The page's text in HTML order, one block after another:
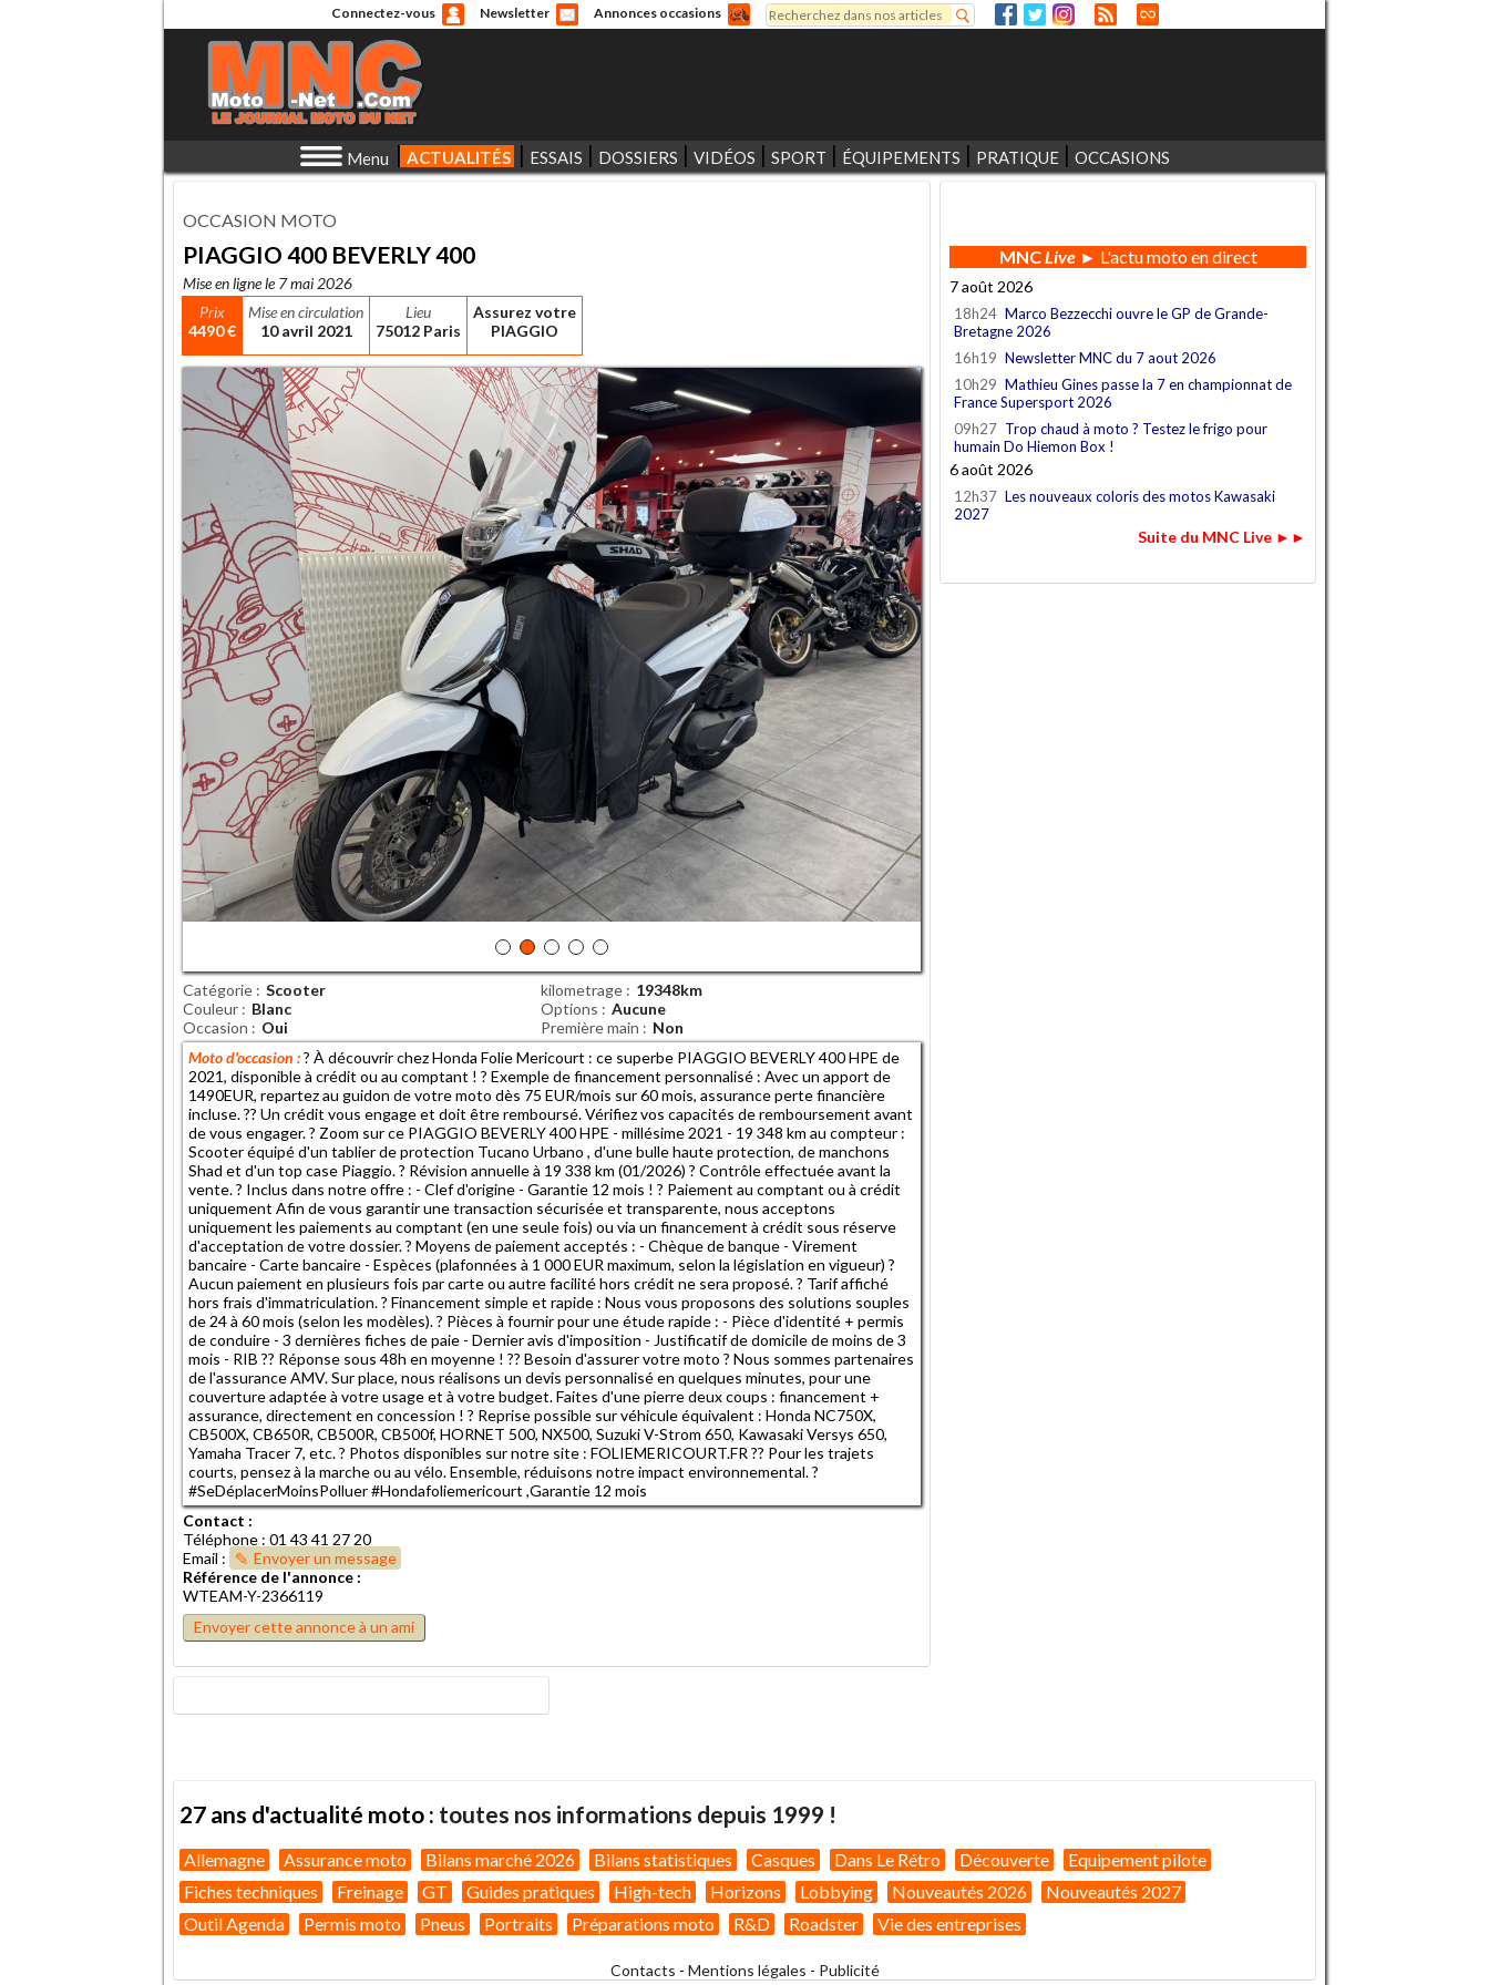
Connectez-vous Newsletter Annonces occasions
Formulaire de recherche
Rechercher
Menu ACTUALITÉS ESSAIS DOSSIERS VIDÉOS SPORT ÉQUIPEMENTS PRATIQUE OCCASIONS
OCCASION MOTO
PIAGGIO 400 BEVERLY 400
Mise en ligne le 7 mai 2026
Prix
4490 €
Mise en circulation
10 avril 2021
Lieu
75012 Paris
Assurez votre
PIAGGIO
Catégorie Scooter kilometrage
19348km
Couleur
Blanc Options
Aucune
Occasion
Oui Première main
Non
Moto d'occasion :? À découvrir chez Honda Folie Mericourt : ce superbe PIAGGIO BEVERLY 400 HPE de
2021, disponible à crédit ou au comptant ! ? Exemple de financement personnalisé : Avec un apport de
1490EUR, repartez au guidon de votre moto dès 75 EUR/mois sur 60 mois, assurance perte financière
incluse. ?? Un crédit vous engage et doit être remboursé. Vérifiez vos capacités de remboursement avant
de vous engager. ? Zoom sur ce PIAGGIO BEVERLY 400 HPE - millésime 2021 - 19 348 km au compteur :
Scooter équipé d'un tablier de protection Tucano Urbano , d'une bulle haute protection, de manchons
Shad et d'un top case Piaggio. ? Révision annuelle à 19 338 km (01/2026) ? Contrôle effectuée avant la
vente. ? Inclus dans notre offre : - Clef d'origine - Garantie 12 mois ! ? Paiement au comptant ou à crédit
uniquement Afin de vous garantir une transaction sécurisée et transparente, nous acceptons
uniquement les paiements au comptant (en une seule fois) ou via un financement à crédit sous réserve
d'acceptation de votre dossier. ? Moyens de paiement acceptés : - Chèque de banque - Virement
bancaire - Carte bancaire - Espèces (plafonnées à 1 000 EUR maximum, selon la législation en vigueur) ?
Aucun paiement en plusieurs fois par carte ou autre facilité hors crédit ne sera proposé. ? Tarif affiché
hors frais d'immatriculation. ? Financement simple et rapide : Nous vous proposons des solutions souples
de 24 à 60 mois (selon les modèles). ? Pièces à fournir pour une étude rapide : - Pièce d'identité + permis
de conduire - 3 dernières fiches de paie - Dernier avis d'imposition - Justificatif de domicile de moins de 3
mois - RIB ?? Réponse sous 48h en moyenne ! ?? Besoin d'assurer votre moto ? Nous sommes partenaires
de l'assurance AMV. Sur place, nous réalisons un devis personnalisé en quelques minutes, pour une
couverture adaptée à votre usage et à votre budget. Faites d'une pierre deux coups : financement +
assurance, directement en concession ! ? Reprise possible sur véhicule équivalent : Honda NC750X,
CB500X, CB650R, CB500R, CB500f, HORNET 500, NX500, Suzuki V-Strom 650, Kawasaki Versys 650,
Yamaha Tracer 7, etc. ? Photos disponibles sur notre site : FOLIEMERICOURT.FR ?? Pour les trajets
courts, pensez à la marche ou au vélo. Ensemble, réduisons notre impact environnemental. ?
#SeDéplacerMoinsPolluer #Hondafoliemericourt ,Garantie 12 mois
Contact :
Téléphone : 01 43 41 27 20
Email :
Envoyer un message
Référence de l'annonce :
WTEAM-Y-2366119
Envoyer cette annonce à un ami
MNCLive► L'actu moto en direct
7 août 2026
18h24 Marco Bezzecchi ouvre le GP de Grande-
Bretagne 2026
16h19 Newsletter MNC du 7 aout 2026
10h29 Mathieu Gines passe la 7 en championnat de
France Supersport 2026
09h27 Trop chaud à moto ? Testez le frigo pour
humain Do Hiemon Box !
6 août 2026
12h37 Les nouveaux coloris des motos Kawasaki
2027
Suite du MNC Live ►►
27 ans d'actualité moto : toutes nos informations depuis 1999 !
Allemagne Assurance moto Bilans marché 2026 Bilans statistiques Casques Dans Le Rétro Découverte
Equipement pilote
Fiches techniques
Freinage GT Guides pratiques High-tech Horizons Lobbying Nouveautés 2026
Nouveautés 2027
Outil Agenda
Permis moto Pneus Portraits Préparations moto R&D Roadster Vie des entreprises
Contacts - Mentions légales - Publicité